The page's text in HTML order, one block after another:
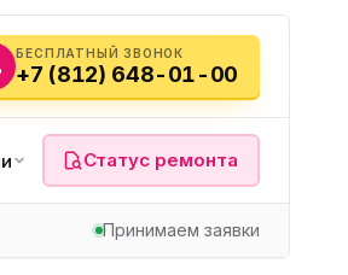
БЕСПЛАТНЫЙ ЗВОНОК
+7 (812) 648-01-00
Статус ремонта
Принимаем заявки